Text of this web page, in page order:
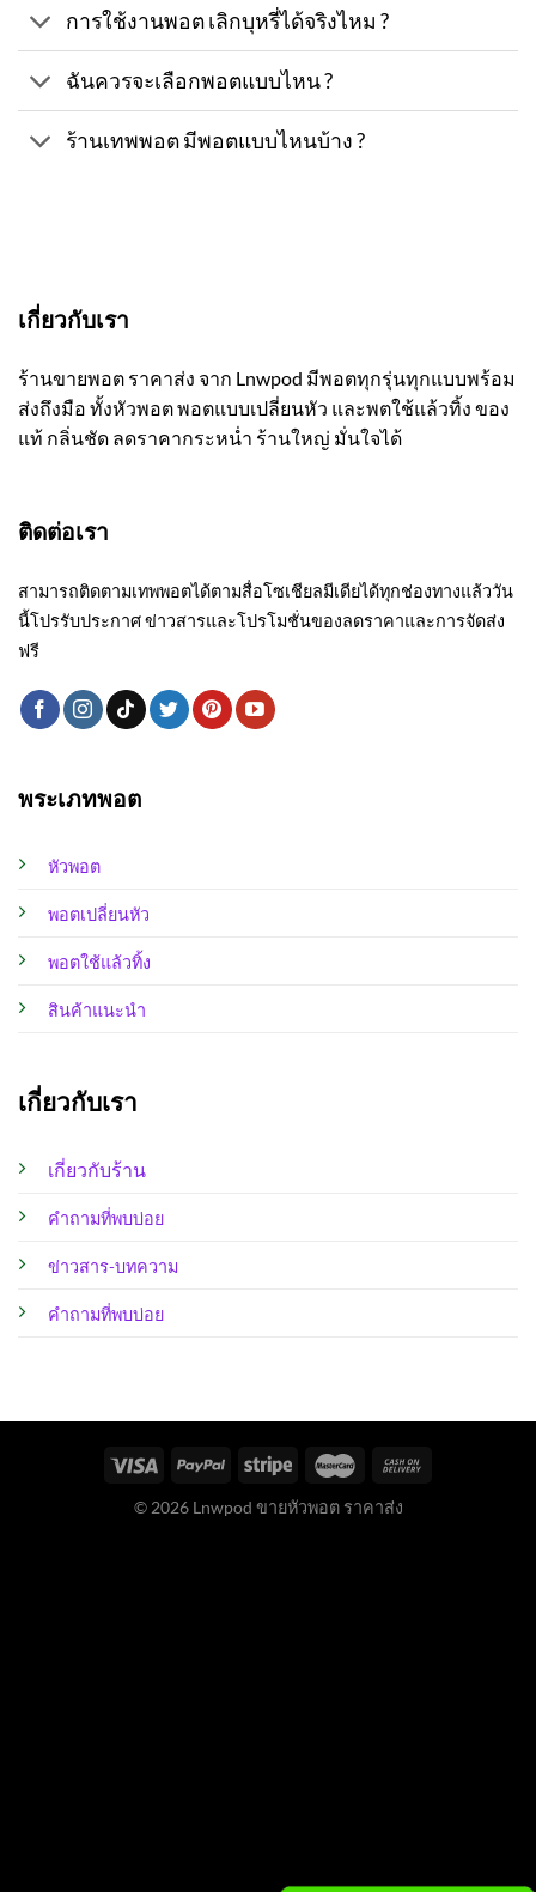
การใช้งานพอต เลิกบุหรี่ได้จริงไหม ?
ฉันควรจะเลือกพอตแบบไหน ?
ร้านเทพพอต มีพอตแบบไหนบ้าง ?
เกี่ยวกับเรา
ร้านขายพอต ราคาส่ง จาก Lnwpod มีพอตทุกรุ่นทุกแบบพร้อม
ส่งถึงมือ ทั้งหัวพอต พอตแบบเปลี่ยนหัว และพตใช้แล้วทิ้ง ของ
แท้ กลิ่นชัด ลดราคากระหน่ำ ร้านใหญ่ มั่นใจได้
พระเภทพอต
หัวพอต
พอตเปลี่ยนหัว
พอตใช้แล้วทิ้ง
สินค้าแนะนำ
เกี่ยวกับเรา
เกี่ยวกับร้าน
คำถามที่พบบ่อย
ข่าวสาร-บทความ
คำถามที่พบบ่อย
ติดต่อเรา
สามารถติดตามเทพพอตได้ตามสื่อโซเชียลมีเดียได้ทุกช่องทางแล้ววัน
นี้โปรรับประกาศ ข่าวสารและโปรโมชั่นของลดราคาและการจัดส่ง
ฟรี
© 2026 Lnwpod ขายหัวพอต ราคาส่ง